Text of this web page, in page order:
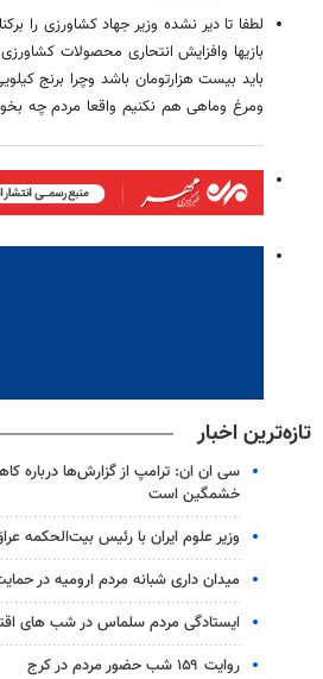
لطفا تا دیر نشده وزیر جهاد کشاورزی را
بازیها وافزایش انتحاری محصولات
باید بیست هزارتومان باشد وچرا برنج
ومرغ وماهی هم نکنیم واقعا مردم چه
تازه‌ترین اخبار
سی ان ان: ترامپ از گزارش‌ها درباره
خشمگین است
وزیر علوم ایران با رئیس بیت‌الحکمه
میدان داری شبانه مردم ارومیه در
ایستادگی مردم سلماس در شب های اقتدار
روایت ۱۵۹ شب حضور مردم در کرج